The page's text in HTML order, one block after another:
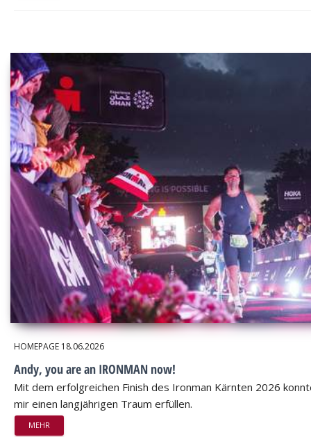
HOMEPAGE 18.06.2026
Andy, you are an IRONMAN now!
Mit dem erfolgreichen Finish des Ironman Kärnten 2026
mir einen langjährigen Traum erfüllen.
MEHR